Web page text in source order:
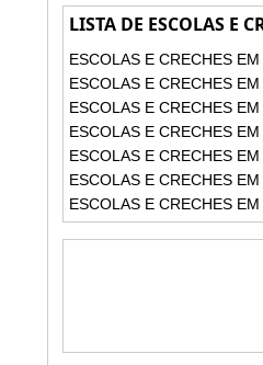
LISTA DE ESCOLAS E
ESCOLAS E CRECHES
ESCOLAS E CRECHES
ESCOLAS E CRECHES
ESCOLAS E CRECHES
ESCOLAS E CRECHES
ESCOLAS E CRECHES
ESCOLAS E CRECHES